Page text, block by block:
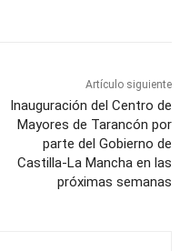
Artículo siguiente
Inauguración del Centro de
Mayores de Tarancón por
parte del Gobierno de
Castilla-La Mancha en las
próximas semanas